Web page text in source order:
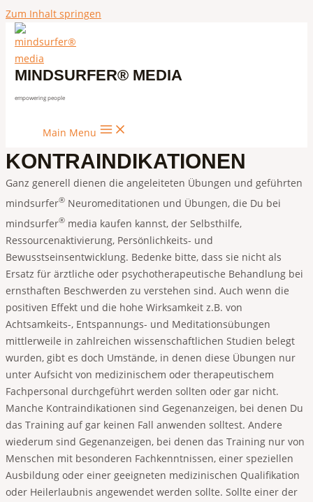
Zum Inhalt springen
MINDSURFER® MEDIA
empowering people
Main Menu
KONTRAINDIKATIONEN
Ganz generell dienen die angeleiteten Übungen und geführten
mindsurfer® Neuromeditationen und Übungen, die Du bei
mindsurfer® media kaufen kannst, der Selbsthilfe,
Ressourcenaktivierung, Persönlichkeits- und
Bewusstseinsentwicklung. Bedenke bitte, dass sie nicht als
Ersatz für ärztliche oder psychotherapeutische Behandlung bei
ernsthaften Beschwerden zu verstehen sind. Auch wenn die
positiven Effekt und die hohe Wirksamkeit z.B. von
Achtsamkeits-, Entspannungs- und Meditationsübungen
mittlerweile in zahlreichen wissenschaftlichen Studien belegt
wurden, gibt es doch Umstände, in denen diese Übungen nur
unter Aufsicht von medizinischem oder therapeutischem
Fachpersonal durchgeführt werden sollten oder gar nicht.
Manche Kontraindikationen sind Gegenanzeigen, bei denen Du
das Training auf gar keinen Fall anwenden solltest. Andere
wiederum sind Gegenanzeigen, bei denen das Training nur von
Menschen mit besonderen Fachkenntnissen, einer speziellen
Ausbildung oder einer geeigneten medizinischen Qualifikation
oder Heilerlaubnis angewendet werden sollte. Sollte einer der